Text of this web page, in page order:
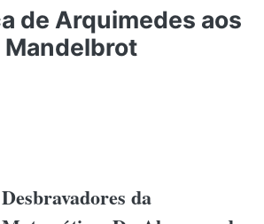
de Arquimedes aos
Desbravadores da